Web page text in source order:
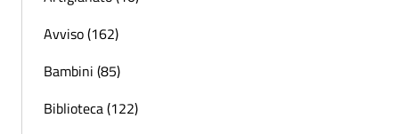
Avviso (162)
Bambini (85)
Biblioteca (122)